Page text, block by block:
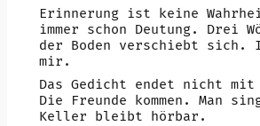
Erinnerung ist keine
immer schon Deutung. Drei
der Boden verschiebt sich.
mir.
Das Gedicht endet nicht mit
Die Freunde kommen. Man
Keller bleibt hörbar.